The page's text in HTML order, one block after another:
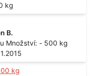
- 10 kg
B.
Termín: - 18.11.2015
kg